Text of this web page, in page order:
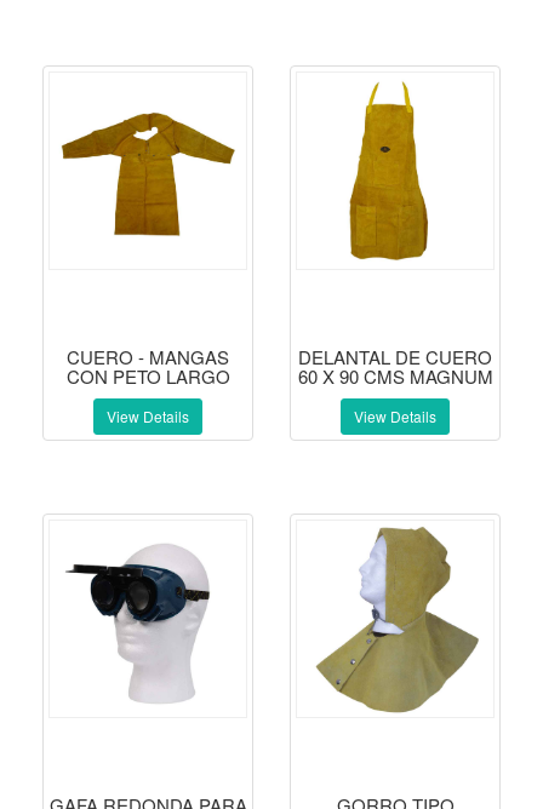
CUERO - MANGAS
CON PETO LARGO
View Details
DELANTAL DE CUERO
60 X 90 CMS MAGNUM
View Details